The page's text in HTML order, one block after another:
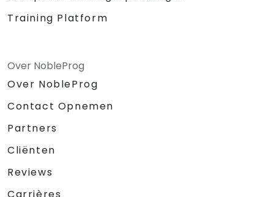
Training Platform
Over NobleProg
Over NobleProg
Contact Opnemen
Partners
Cliënten
Reviews
Carrières